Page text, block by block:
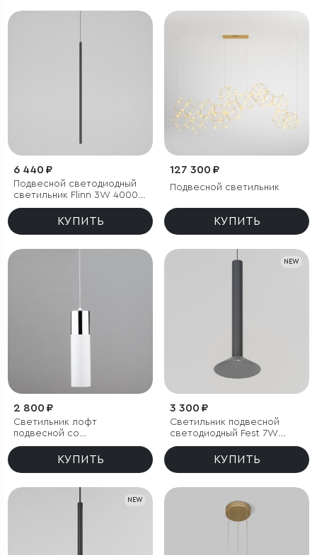
6 440 ₽
Подвесной светодиодный
светильник Flinn 3W 4000К
черный
КУПИТЬ
127 300 ₽
Подвесной светильник
КУПИТЬ
2 800 ₽
Светильник лофт
подвесной со
светодиодами
КУПИТЬ
NEW
3 300 ₽
Светильник подвесной
светодиодный Fest 7W
4000K графит
КУПИТЬ
NEW